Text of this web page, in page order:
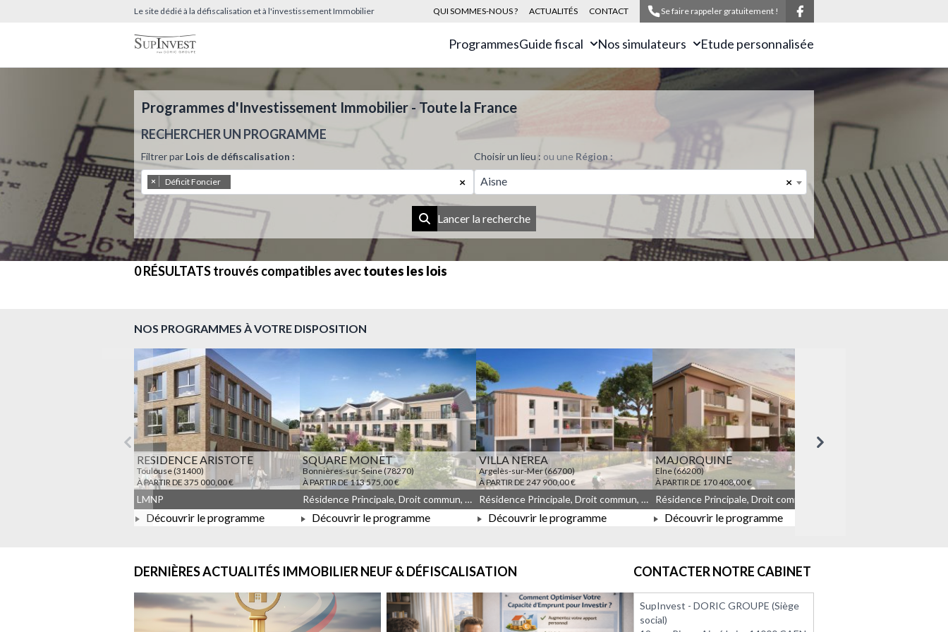
Le site dédié à la défiscalisation et à l'investissement Immobilier QUI SOMMES-NOUS ? ACTUALITÉS CONTACT Se faire rappeler gratuitement !
ProgrammesGuide fiscal Nos simulateurs Etude personnalisée
Programmes d'Investissement Immobilier - Toute la France
RECHERCHER UN PROGRAMME
Filtrer par Lois de défiscalisation :
×
× Déficit Foncier
Choisir un lieu : ou une Région :
×
Aisne
Lancer la recherche
0 RÉSULTATStrouvés compatibles avectoutes les lois
NOS PROGRAMMES À VOTRE DISPOSITION
Précédent Suivant
RESIDENCE ARISTOTE
Toulouse (31400)
À PARTIR DE 375 000,00 €
À PARTIR DE 375 000,00 €
LMNP
Découvrir le programme
SQUARE MONET
Bonnières-sur-Seine (78270)
À PARTIR DE 113 575,00 €
À PARTIR DE 113 575,00 €
Résidence Principale, Droit commun, Meublé non géré, JEANBRUN, LLI, LLI_JEANBRUN
Découvrir le programme
VILLA NEREA
Argelès-sur-Mer (66700)
À PARTIR DE 247 900,00 €
À PARTIR DE 247 900,00 €
Résidence Principale, Droit commun, Meublé non géré, JEANBRUN
Découvrir le programme
MAJORQUINE
Elne (66200)
À PARTIR DE 170 408,00 €
À PARTIR DE 170 408,00 €
Découvrir le programme
DERNIÈRES ACTUALITÉS IMMOBILIER NEUF & DÉFISCALISATION CONTACTER NOTRE CABINET
SupInvest - DORIC GROUPE (Siège
social)